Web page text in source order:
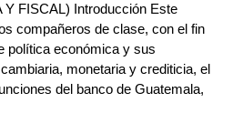
FISCAL) Introducción Este
compañeros de clase, con el fin
política económica y sus
monetaria y crediticia, el
del banco de Guatemala,